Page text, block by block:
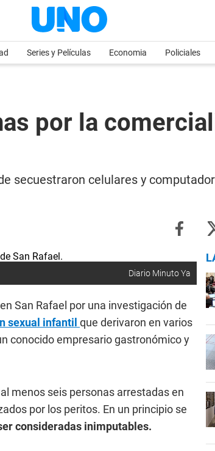
Series y Películas Economia Policiales
por la
secuestraron celulares y
Diario Minuto Ya
San Rafael por una investigación de
sexual infantil que derivaron en varios
conocido empresario gastronómico y
menos seis personas arrestadas en
por los peritos. En un principio se
consideradas inimputables.